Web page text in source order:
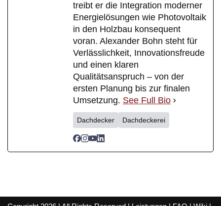
treibt er die Integration moderner
Energielösungen wie Photovoltaik
in den Holzbau konsequent
voran. Alexander Bohn steht für
Verlässlichkeit, Innovationsfreude
und einen klaren
Qualitätsanspruch – von der
ersten Planung bis zur finalen
Umsetzung. See Full Bio
Dachdecker Dachdeckerei